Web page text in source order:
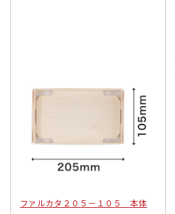
ファルカタ２０５－１０５ 本体